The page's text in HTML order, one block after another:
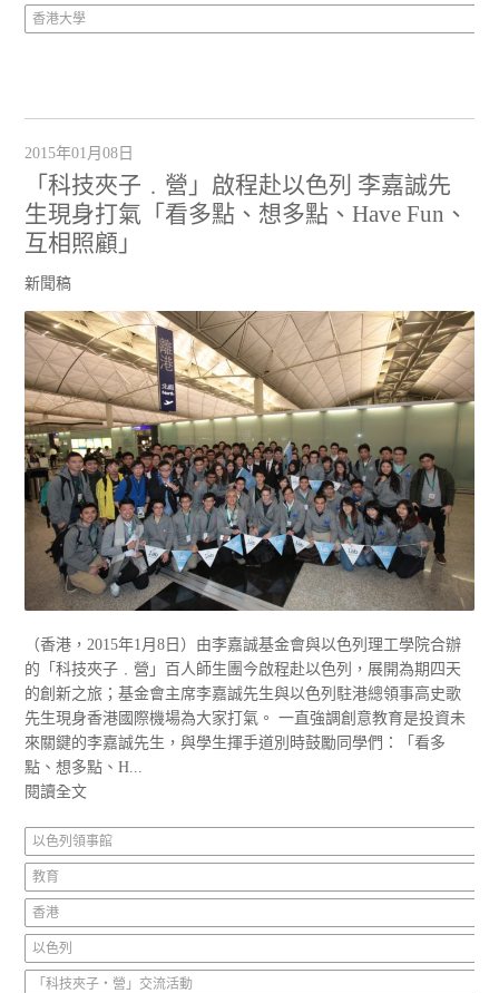
香港大學
2015年01月08日
「科技夾子﹒營」啟程赴以色列 李嘉誠先
生現身打氣「看多點、想多點、Have Fun、
互相照顧」
新聞稿
（香港，2015年1月8日）由李嘉誠基金會與以色列理工學院合辦
的「科技夾子﹒營」百人師生團今啟程赴以色列，展開為期四天
的創新之旅；基金會主席李嘉誠先生與以色列駐港總領事高史歌
先生現身香港國際機場為大家打氣。 一直強調創意教育是投資未
來關鍵的李嘉誠先生，與學生揮手道別時鼓勵同學們：「看多
點、想多點、H...
閱讀全文
以色列領事館
教育
香港
以色列
「科技夾子‧營」交流活動